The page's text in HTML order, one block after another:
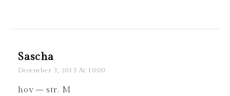
Sascha
December 3, 2013 At 10:00
hov – str. M